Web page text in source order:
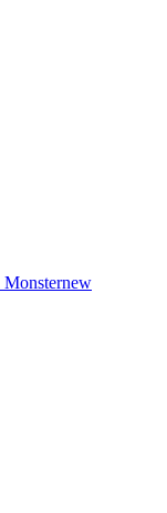
Monsternew